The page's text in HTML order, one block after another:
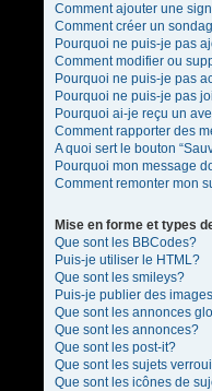
Comment ajouter une
Comment créer un
Pourquoi ne puis-je pas
Comment modifier ou
Pourquoi ne puis-je pas
Pourquoi ne puis-je pas
Pourquoi ai-je reçu un
Comment rapporter des
A quoi sert le bouton
Pourquoi mon message
Comment remonter mon
Mise en forme et types
Que sont les BBCodes?
Puis-je utiliser le HTML?
Que sont les smileys?
Puis-je publier des
Que sont les annonces
Que sont les annonces?
Que sont les post-it?
Que sont les sujets
Que sont les icônes de